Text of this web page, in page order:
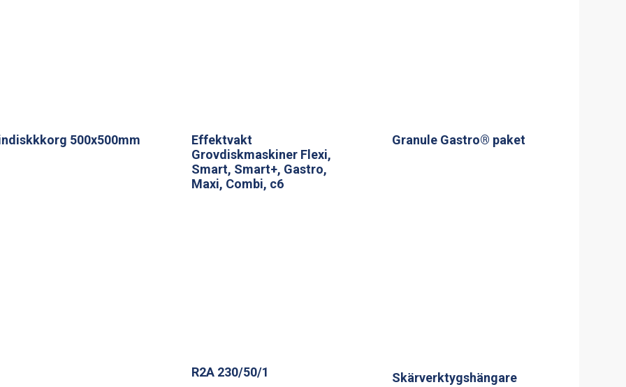
500x500mm
Effektvakt
Grovdiskmaskiner Flexi,
Smart, Smart+, Gastro,
Maxi, Combi, c6
Granule Gastro® paket
R2A 230/50/1 Skärverktygshängare